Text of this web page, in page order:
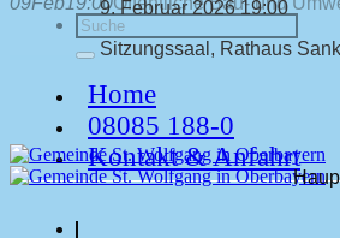
Home
08085 188-0
Kontakt & Anfahrt
9. Februar 2026 19:00
Sitzungssaal, Rathaus